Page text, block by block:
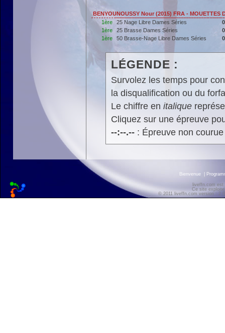
BENYOUNOUSSY Nour (2015) FRA - MOUETTES
1ère
25 Nage Libre Dames Séries
1ère
25 Brasse Dames Séries
1ère
50 Brasse-Nage Libre Dames Séries
LÉGENDE :
Survolez les temps pour
la disqualification ou du
Le chiffre en italique
Cliquez sur une épreuve
--:--.--: Épreuve non
Bienvenue
liveffn.com est
Ce site
© 2011 liveffn.com version :